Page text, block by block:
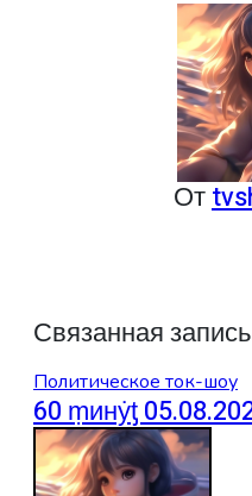
От
Связанная запись
Политическое ток-шоу
60 ṃинẏƫ